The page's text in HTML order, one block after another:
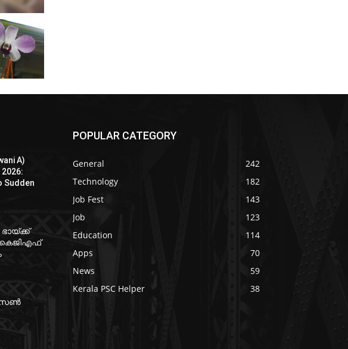
A)
Sudden
ഭായ്ക്ക്
സണ്‍
POPULAR CATEGORY
General
242
Technology
182
Job Fest
143
Job
123
Education
114
Apps
70
News
59
Kerala PSC Helper
38